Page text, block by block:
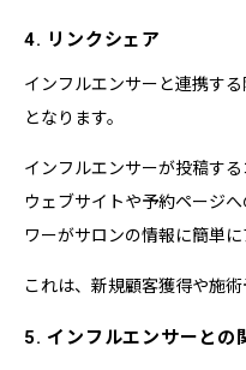
4. リンクシェア
インフルエンサーと連携す
となります。
インフルエンサーが投稿す
ウェブサイトや予約ページ
ワーがサロンの情報に簡単に
これは、新規顧客獲得や施
5. インフルエンサーとの